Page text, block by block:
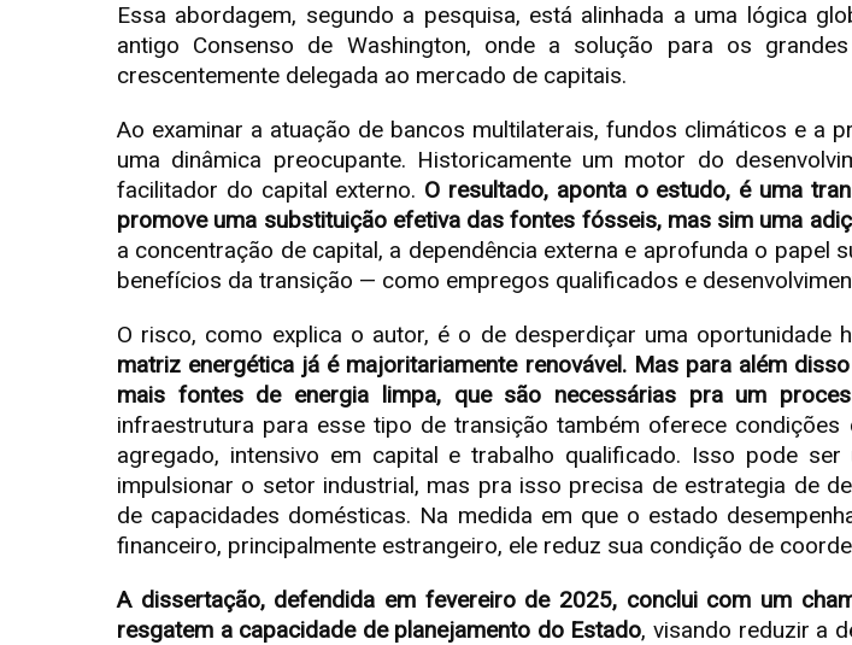
Essa abordagem, segundo a pesquisa, está alinhada a uma lógica
antigo Consenso de Washington, onde a solução para os
crescentemente delegada ao mercado de capitais.
Ao examinar a atuação de bancos multilaterais, fundos climáticos e a
uma dinâmica preocupante. Historicamente um motor do
facilitador do capital externo. O resultado, aponta o estudo, é uma
promove uma substituição efetiva das fontes fósseis, mas sim uma
a concentração de capital, a dependência externa e aprofunda o
benefícios da transição — como empregos qualificados e
O risco, como explica o autor, é o de desperdiçar uma oportunidade
matriz energética já é majoritariamente renovável. Mas para além
mais fontes de energia limpa, que são necessárias pra um
infraestrutura para esse tipo de transição também oferece
agregado, intensivo em capital e trabalho qualificado. Isso pode
impulsionar o setor industrial, mas pra isso precisa de estrategia de
de capacidades domésticas. Na medida em que o estado
financeiro, principalmente estrangeiro, ele reduz sua condição de
A dissertação, defendida em fevereiro de 2025, conclui com um
resgatem a capacidade de planejamento do Estado, visando reduzir a